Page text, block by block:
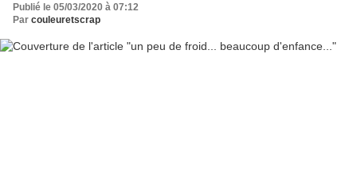
Publié le 05/03/2020 à 07:12
Par couleuretscrap